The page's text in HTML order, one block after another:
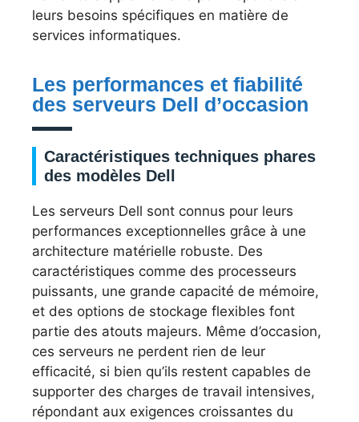
leurs besoins spécifiques en matière de
services informatiques.
Les performances et fiabilité
des serveurs Dell d’occasion
Caractéristiques techniques phares
des modèles Dell
Les serveurs Dell sont connus pour leurs
performances exceptionnelles grâce à une
architecture matérielle robuste. Des
caractéristiques comme des processeurs
puissants, une grande capacité de mémoire,
et des options de stockage flexibles font
partie des atouts majeurs. Même d’occasion,
ces serveurs ne perdent rien de leur
efficacité, si bien qu’ils restent capables de
supporter des charges de travail intensives,
répondant aux exigences croissantes du